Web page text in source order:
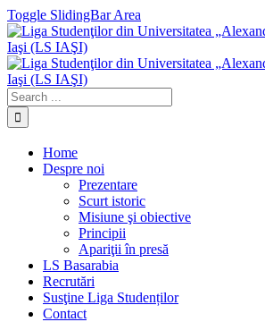
Toggle SlidingBar Area
Home
Despre noi
Prezentare
Scurt istoric
Misiune şi obiective
Principii
Apariţii în presă
LS Basarabia
Recrutări
Susţine Liga Studenților
Contact